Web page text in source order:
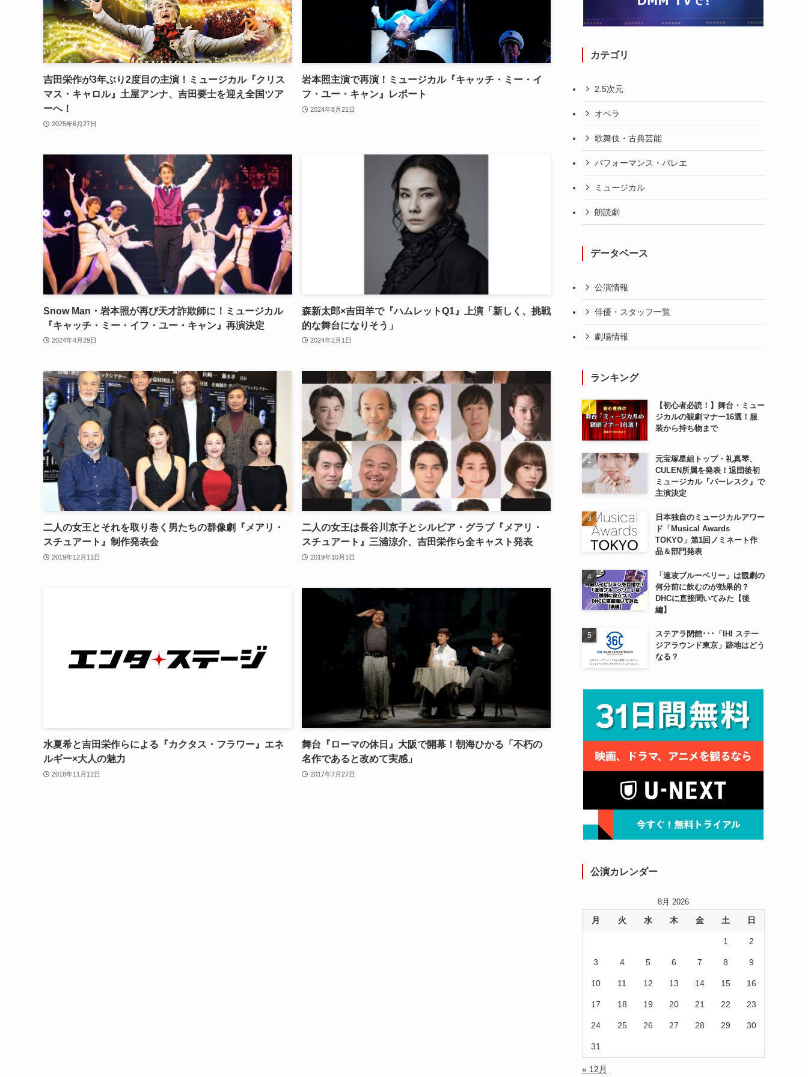
吉田栄作が3年ぶり2度目の主演！ミュージカル『クリス
マス・キャロル』土屋アンナ、吉田要士を迎え全国ツア
ーへ！
2025年6月27日
岩本照主演で再演！ミュージカル『キャッチ・ミー・イ
フ・ユー・キャン』レポート
2024年8月21日
Snow Man・岩本照が再び天才詐欺師に！ミュージカル
『キャッチ・ミー・イフ・ユー・キャン』再演決定
2024年4月29日
森新太郎×吉田羊で『ハムレットQ1』上演「新しく、挑戦
的な舞台になりそう」
2024年2月1日
二人の女王とそれを取り巻く男たちの群像劇『メアリ・
スチュアート』制作発表会
2019年12月11日
二人の女王は長谷川京子とシルビア・グラブ『メアリ・
スチュアート』三浦涼介、吉田栄作ら全キャスト発表
2019年10月1日
水夏希と吉田栄作らによる『カクタス・フラワー』エネ
ルギー×大人の魅力
2018年11月12日
舞台『ローマの休日』大阪で開幕！朝海ひかる「不朽の
名作であると改めて実感」
2017年7月27日
カテゴリ
2.5次元
オペラ
歌舞伎・古典芸能
パフォーマンス・バレエ
ミュージカル
朗読劇
データベース
公演情報
俳優・スタッフ一覧
劇場情報
ランキング
【初心者必読！】舞台・ミュー
ジカルの観劇マナー16選！服
装から持ち物まで
元宝塚星組トップ・礼真琴、
CULEN所属を発表！退団後初
ミュージカル『バーレスク』で
主演決定
日本独自のミュージカルアワー
ド「Musical Awards
TOKYO」第1回ノミネート作
品＆部門発表
「速攻ブルーベリー」は観劇の
何分前に飲むのが効果的？
DHCに直接聞いてみた【後
編】
ステアラ閉館･･･「IHI ステー
ジアラウンド東京」跡地はどう
なる？
公演カレンダー
8月 2026
月 火 水 木 金 土 日
1 2
3 4 5 6 7 8 9
10 11 12 13 14 15 16
17 18 19 20 21 22 23
24 25 26 27 28 29 30
31
« 12月